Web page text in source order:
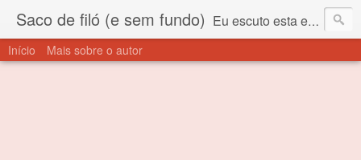
Saco de filó (e sem fundo) Eu escuto esta expressão "saco de filó" desde criança. Para quem não sabe, filó é um tecido todo furadinho e permite que um saco feito com ele, mesmo que muito exposto ao ar soprado para dentro, nunca vai se encher. Aí está o propósito deste nome... Para viver em sociedade tem que ter saco de filó.
Início Mais sobre o autor